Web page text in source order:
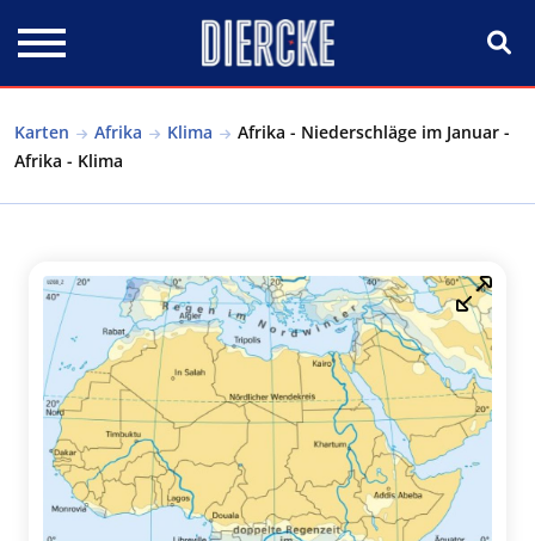
Karten Afrika Klima
Afrika - Niederschläge im Januar -
Afrika - Klima